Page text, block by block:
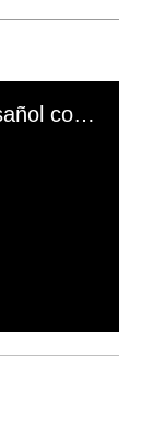
El mal momento de Yanina Gasañol con un hincha argentino en "Subrayado"